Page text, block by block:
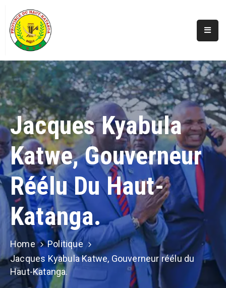
Accueil
Actualités
A
Propos
Secteurs
Infos
Covid
Perspectives
Galerie
Contacts
Jacques Kyabula
Katwe, Gouverneur
Réélu Du Haut-
Katanga.
Home
Politique
Jacques Kyabula Katwe, Gouverneur réélu du
Haut-Katanga.